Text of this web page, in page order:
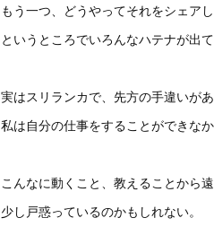
もう一つ、どうやってそれをシェア
というところでいろんなハテナが出て
実はスリランカで、先方の手違いがあ
私は自分の仕事をすることができなか
こんなに動くこと、教えることから
少し戸惑っているのかもしれない。